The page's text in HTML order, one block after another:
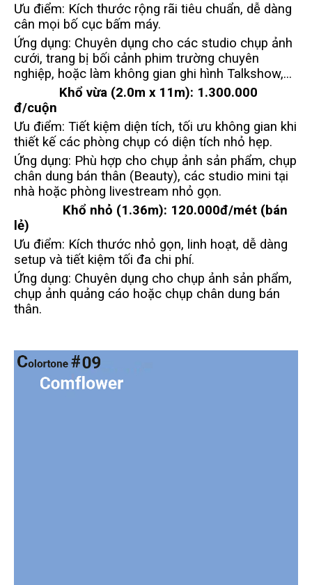
Ưu điểm: Kích thước rộng rãi tiêu chuẩn, dễ dàng
cân mọi bố cục bấm máy.
Ứng dụng: Chuyên dụng cho các studio chụp ảnh
cưới, trang bị bối cảnh phim trường chuyên
nghiệp, hoặc làm không gian ghi hình Talkshow,...
Khổ vừa (2.0m x 11m): 1.300.000
đ/cuộn
Ưu điểm: Tiết kiệm diện tích, tối ưu không gian khi
thiết kế các phòng chụp có diện tích nhỏ hẹp.
Ứng dụng: Phù hợp cho chụp ảnh sản phẩm, chụp
chân dung bán thân (Beauty), các studio mini tại
nhà hoặc phòng livestream nhỏ gọn.
Khổ nhỏ (1.36m): 120.000đ/mét (bán
lẻ)
Ưu điểm: Kích thước nhỏ gọn, linh hoạt, dễ dàng
setup và tiết kiệm tối đa chi phí.
Ứng dụng: Chuyên dụng cho chụp ảnh sản phẩm,
chụp ảnh quảng cáo hoặc chụp chân dung bán
thân.